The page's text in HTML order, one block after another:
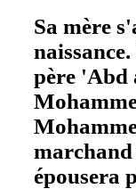
Sa mère
père 'Abd
épousera